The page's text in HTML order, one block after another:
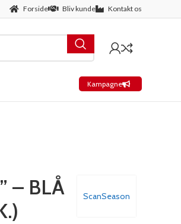
Forside Bliv kunde Kontakt os
Kampagne
ScanSeason
– BLÅ